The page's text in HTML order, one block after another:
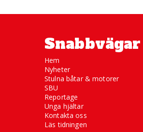
Snabbvägar
Hem
Nyheter
Stulna båtar & motorer
SBU
Reportage
Unga hjältar
Kontakta oss
Läs tidningen